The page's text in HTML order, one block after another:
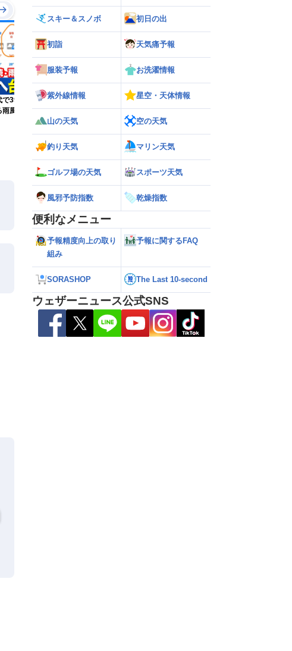
で39℃観測】被災地・熊本へ
雨風の影響は？
【台風15号 2026】北海道・東北に上陸
の可能性も進路は定まらず（6日15時更
スキー＆スノボ 初日の出
初詣 天気痛予報
服装予報 お洗濯情報
紫外線情報 星空・天体情報
山の天気 空の天気
釣り天気 マリン天気
ゴルフ場の天気 スポーツ天気
風邪予防指数 乾燥指数
便利なメニュー
予報精度向上の取り
組み
予報に関するFAQ
SORASHOP The Last 10-second
ウェザーニュース公式SNS